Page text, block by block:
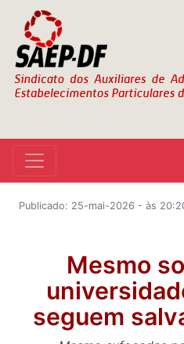
Publicado: 25-mai-2026 - às
Mesmo
seguem